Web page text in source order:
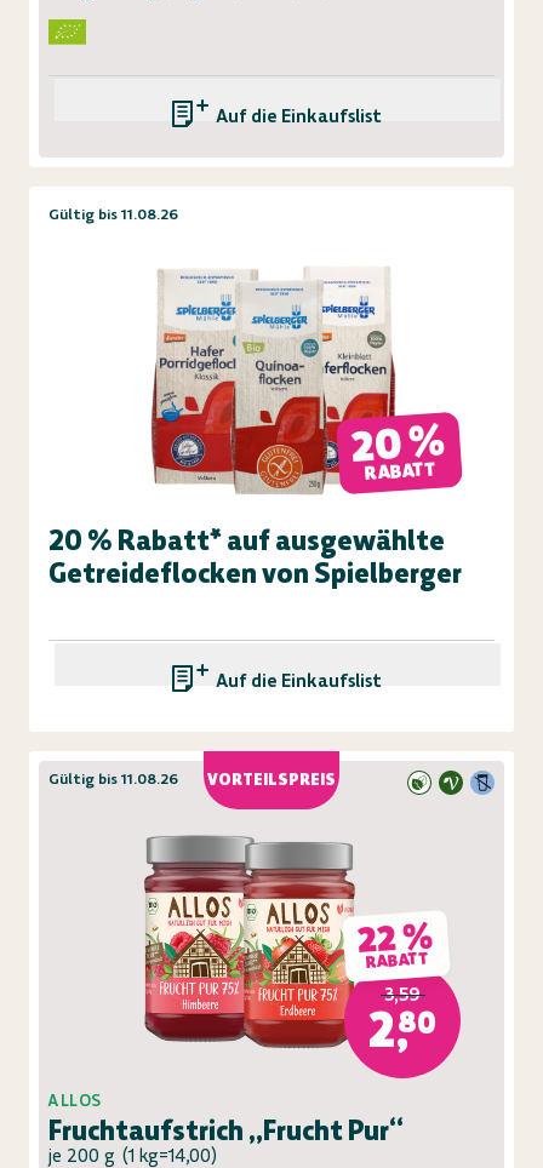
Auf die Einkaufsliste
Gültig bis 11.08.26
20 %
RABATT
20 % Rabatt* auf ausgewählte
Getreideflocken von Spielberger
Auf die Einkaufsliste
VORTEILSPREIS
Gültig bis 11.08.26
22 %
RABATT
3,59
2,80
ALLOS
Fruchtaufstrich „Frucht Pur“
je 200 g (1 kg=14,00)